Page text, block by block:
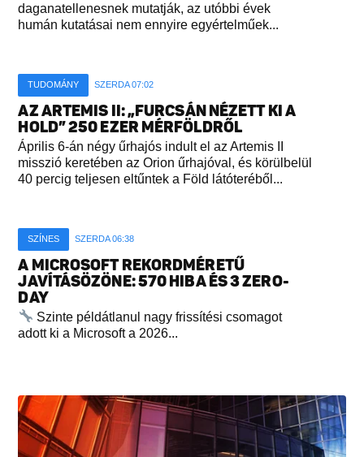
daganatellenesnek mutatják, az utóbbi évek
humán kutatásai nem ennyire egyértelműek...
TUDOMÁNY SZERDA 07:02
AZ ARTEMIS II: „FURCSÁN NÉZETT KI A
HOLD” 250 EZER MÉRFÖLDRŐL
Április 6-án négy űrhajós indult el az Artemis II
misszió keretében az Orion űrhajóval, és körülbelül
40 percig teljesen eltűntek a Föld látóteréből...
SZÍNES SZERDA 06:38
A MICROSOFT REKORDMÉRETŰ
JAVÍTÁSÖZÖNE: 570 HIBA ÉS 3 ZERO-
DAY
Szinte példátlanul nagy frissítési csomagot
adott ki a Microsoft a 2026...